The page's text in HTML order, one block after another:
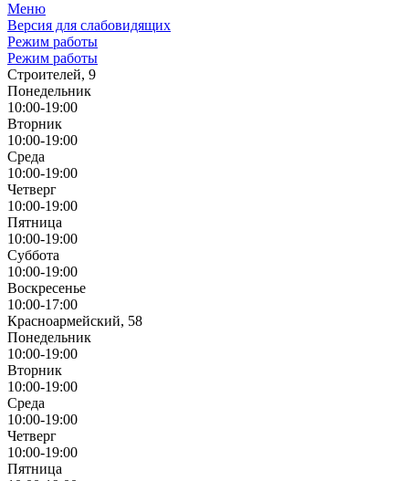
Меню
Версия для слабовидящих
Режим работы
Режим работы
Строителей, 9
Понедельник
10:00-19:00
Вторник
10:00-19:00
Среда
10:00-19:00
Четверг
10:00-19:00
Пятница
10:00-19:00
Суббота
10:00-19:00
Воскресенье
10:00-17:00
Красноармейский, 58
Понедельник
10:00-19:00
Вторник
10:00-19:00
Среда
10:00-19:00
Четверг
10:00-19:00
Пятница